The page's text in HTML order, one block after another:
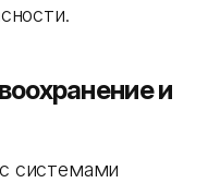
и
системами